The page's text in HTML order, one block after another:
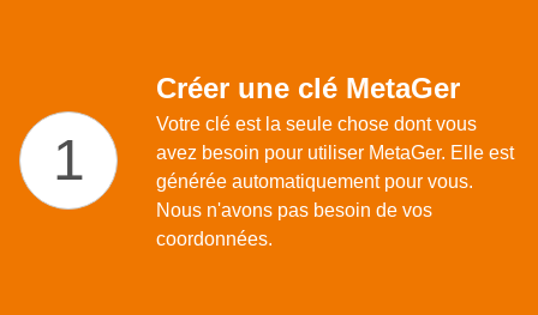
Créer une clé MetaGer
Votre clé est la seule chose dont vous
avez besoin pour utiliser MetaGer. Elle est
générée automatiquement pour vous.
Nous n'avons pas besoin de vos
coordonnées.